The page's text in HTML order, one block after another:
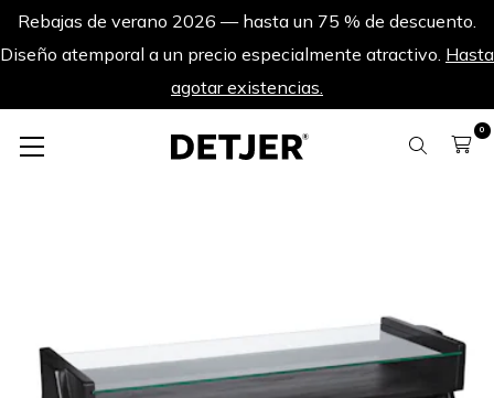
Rebajas de verano 2026 — hasta un 75 % de descuento.
Diseño atemporal a un precio especialmente atractivo. Hasta
agotar existencias.
0
Más rebajas de verano
Mesa de centro de cristal Yvonne - Negro carbón